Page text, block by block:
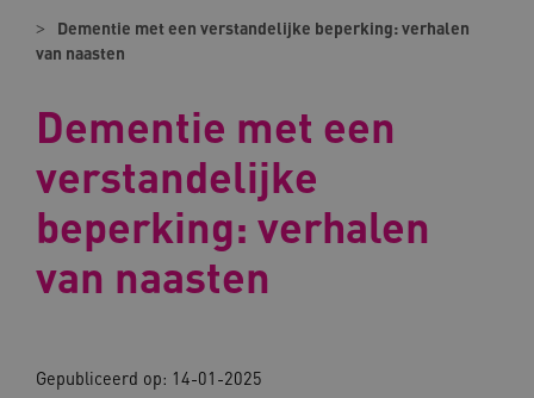
Dementie met een verstandelijke beperking: verhalen
van naasten
Dementie met een
verstandelijke
beperking: verhalen
van naasten
Gepubliceerd op: 14-01-2025